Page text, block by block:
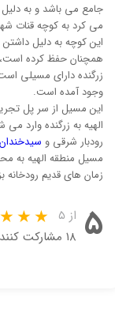
جامع می باشد و به
می کرد به کوچه قنات
این کوچه به دلیل
همچنان حفظ کرده است،
زرگنده دارای مسیلی
وجود آمده است.
این مسیل از سر پل
الهیه به زرگنده وارد
رودبار شرقی و سیدخندان
مسیل منطقه الهیه به
زمان های قدیم رودخانه
۵ از ۵
۱۸ مشارکت کننده